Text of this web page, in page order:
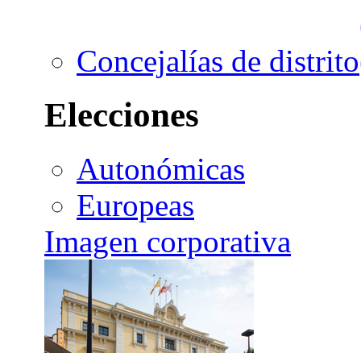
Concejalías de distrito
Elecciones
Autonómicas
Europeas
Imagen corporativa